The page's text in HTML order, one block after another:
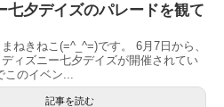
七夕デイズのパレードを観て
ねきねこ(=^_^=)です。 6月7日から、
ィズニー七夕デイズが開催されてい
このイベン...
記事を読む